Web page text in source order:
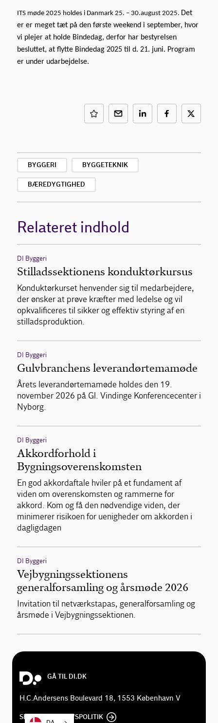
ITS møde 2025 holdes i Danmark 25. – 30.august 2025. Det
er er meget tæt på den første weekend i september, hvor
vi plejer at holde Bindedag, derfor har bestyrelsen
besluttet, at flytte Bindedag 2025 til d. 21. juni. Program
er under udarbejdelse.
BYGGERI BYGGETEKNIK
BÆREDYGTIGHED
Relateret indhold
DI Byggeri
Stilladssektionens konduktørkursus
Konduktørkurset henvender sig til medarbejdere,
der ønsker at prøve kræfter med ledelse og vil
opkvalificeres til sikker og effektiv styring af en
stilladsproduktion.
DI Byggeri
Gulvbranchens leverandørtemamøde
Årets leverandørtemamøde holdes den 19.
november 2026 på Gl. Vindinge Konferencecenter i
Nyborg.
DI Byggeri
Akkordforhold i
Bygningsoverenskomsten
En god akkordaftale hviler på et fundament af
viden om overenskomsten og rammerne for
akkord. Kom og få den nødvendige viden, der
minimerer risikoen for uenigheder om akkorden i
dagligdagen
DI Byggeri
Vejbygningssektionens
generalforsamling og årsmøde 2026
Invitation til netværkstapas, generalforsamling og
årsmøde i Vejbygningssektionen.
GÅ TIL DI.DK
H.C.Andersens Boulevard 18, 1553 København V
SE DI'S PRIVATLIVSPOLITIK